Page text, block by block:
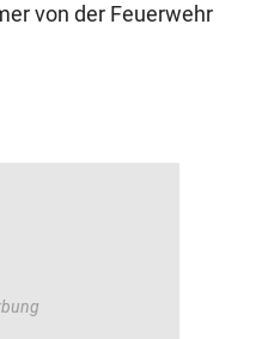
von der Feuerwehr